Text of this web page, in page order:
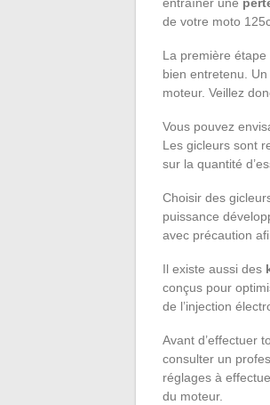
entraîner une
de votre moto
La première étape
bien entretenu.
moteur. Veillez
Vous pouvez
Les gicleurs sont
sur la quantité
Choisir des
puissance
avec précaution
Il existe aussi des
conçus pour
de l’injection
Avant d’effectuer
consulter un
réglages à
du moteur.